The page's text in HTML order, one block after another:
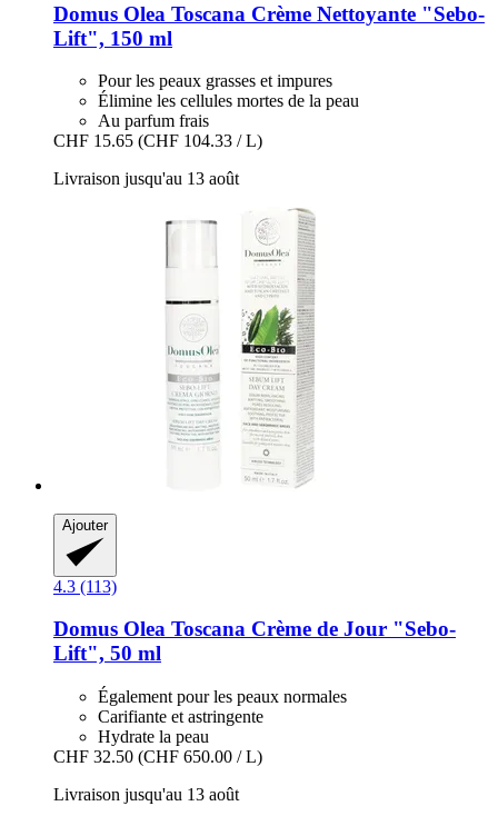
Domus Olea Toscana Crème Nettoyante "Sebo-​
Lift", 150 ml
Pour les peaux grasses et impures
Élimine les cellules mortes de la peau
Au parfum frais
CHF 15.65 (CHF 104.33 / L)
Livraison jusqu'au 13 août
Ajouter
4.3 (113)
Domus Olea Toscana Crème de Jour "Sebo-​
Lift", 50 ml
Également pour les peaux normales
Carifiante et astringente
Hydrate la peau
CHF 32.50 (CHF 650.00 / L)
Livraison jusqu'au 13 août